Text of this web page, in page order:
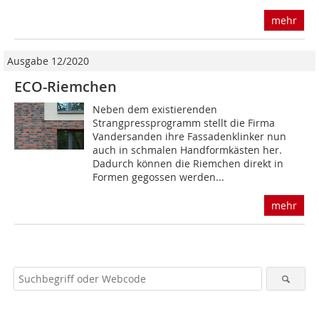
mehr
Ausgabe 12/2020
ECO-Riemchen
Neben dem existierenden
Strangpressprogramm stellt die Firma
Vandersanden ihre Fassadenklinker nun
auch in schmalen Handformkästen her.
Dadurch können die Riemchen direkt in
Formen gegossen werden...
mehr